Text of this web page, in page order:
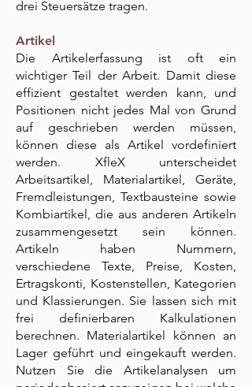
drei Steuersätze tragen.
Artikel
Die Artikelerfassung ist oft ein
wichtiger Teil der Arbeit. Damit diese
effizient gestaltet werden kann, und
Positionen nicht jedes Mal von Grund
auf geschrieben werden müssen,
können diese als Artikel vordefiniert
werden. XfleX unterscheidet
Arbeitsartikel, Materialartikel, Geräte,
Fremdleistungen, Textbausteine sowie
Kombiartikel, die aus anderen Artikeln
zusammengesetzt sein können.
Artikeln haben Nummern,
verschiedene Texte, Preise, Kosten,
Ertragskonti, Kostenstellen, Kategorien
und Klassierungen. Sie lassen sich mit
frei definierbaren Kalkulationen
berechnen. Materialartikel können an
Lager geführt und eingekauft werden.
Nutzen Sie die Artikelanalysen um